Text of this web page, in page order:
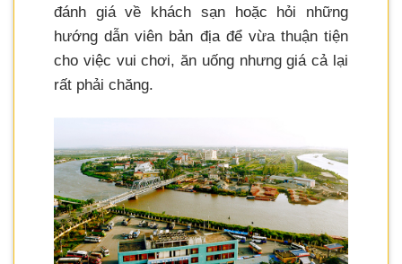
đánh giá về khách sạn hoặc hỏi những
hướng dẫn viên bản địa để vừa thuận tiện
cho việc vui chơi, ăn uống nhưng giá cả lại
rất phải chăng.